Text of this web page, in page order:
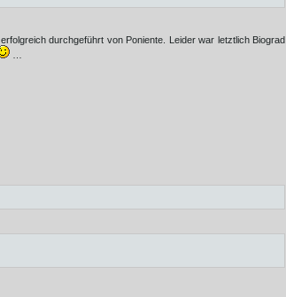
durchgeführt von Poniente. Leider war letztlich Biograd